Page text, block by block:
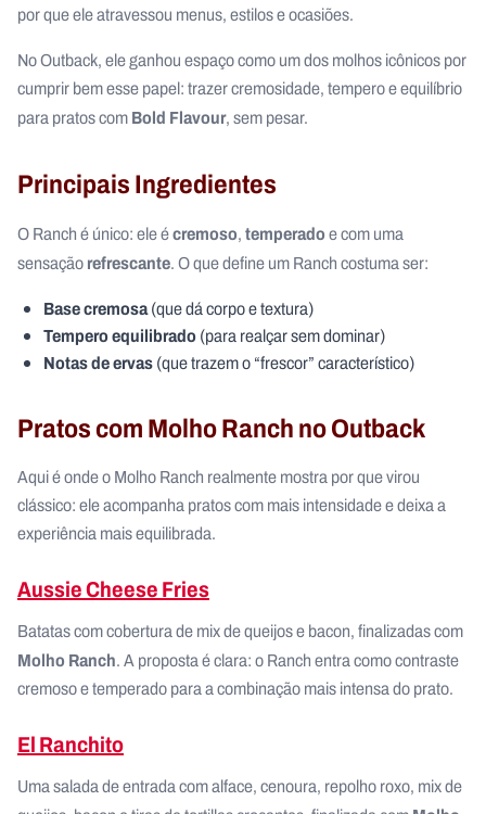
por que ele atravessou menus, estilos e ocasiões.
No Outback, ele ganhou espaço como um dos molhos icônicos por
cumprir bem esse papel: trazer cremosidade, tempero e equilíbrio
para pratos comBold Flavour, sem pesar.
Principais Ingredientes
O Ranch é único: ele écremoso,temperadoe com uma
sensaçãorefrescante. O que define um Ranch costuma ser:
Base cremosa(que dá corpo e textura)
Tempero equilibrado(para realçar sem dominar)
Notas de ervas(que trazem o “frescor” característico)
Pratos com Molho Ranch no Outback
Aqui é onde o Molho Ranch realmente mostra por que virou
clássico: ele acompanha pratos com mais intensidade e deixa a
experiência mais equilibrada.
Aussie Cheese Fries
Batatas com cobertura de mix de queijos e bacon, finalizadas com
Molho Ranch. A proposta é clara: o Ranch entra como contraste
cremoso e temperado para a combinação mais intensa do prato.
El Ranchito
Uma salada de entrada com alface, cenoura, repolho roxo, mix de